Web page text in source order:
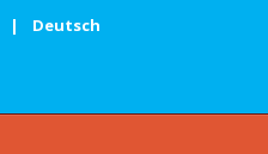
| Deutsch